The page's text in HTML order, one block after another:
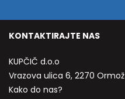
KONTAKTIRAJTE NAS
KUPČIČ d.o.o
Vrazova ulica 6, 2270 Ormož
Kako do nas?